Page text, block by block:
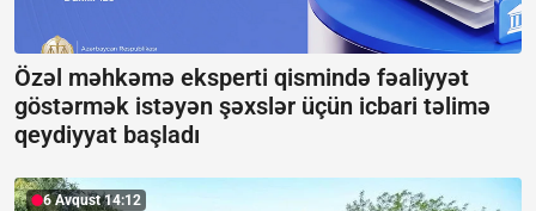
Özəl məhkəmə eksperti qismində fəaliyyət
göstərmək istəyən şəxslər üçün icbari təlimə
qeydiyyat başladı
6 Avqust 14:12